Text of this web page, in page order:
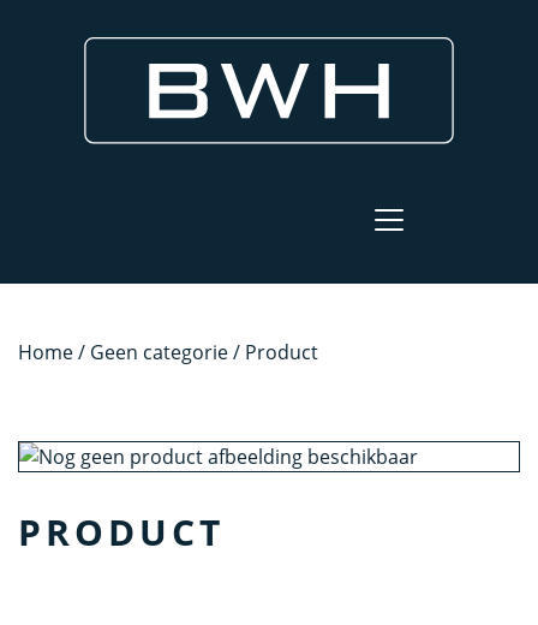
Home/ Geen categorie/ Product
PRODUCT